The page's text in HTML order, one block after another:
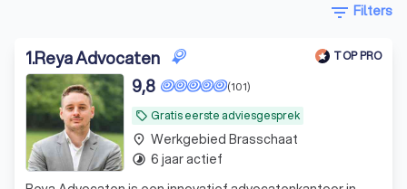
filter_list Filters
1.Reya Advocaten TOP PRO
local_offer Gratis eerste adviesgesprek
(101)
9,8
place Werkgebied Brasschaat
timelapse 6 jaar actief